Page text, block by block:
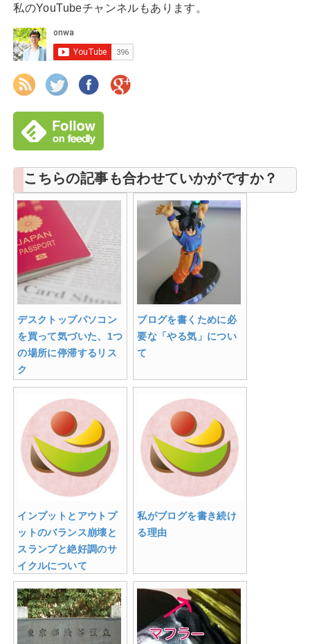
私のYouTubeチャンネルもあります。
こちらの記事も合わせていかがですか？
デスクトップパソコン
を買って気づいた、1つ
の場所に停滞するリス
ク
ブログを書くために必
要な「やる気」につい
て
インプットとアウトプ
ットのバランス崩壊と
スランプと絶好調のサ
イクルについて
私がブログを書き続け
る理由